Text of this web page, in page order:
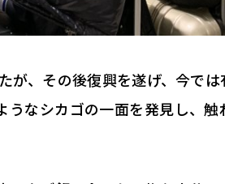
が、その後復興を遂げ、今で
なシカゴの一面を発見し、